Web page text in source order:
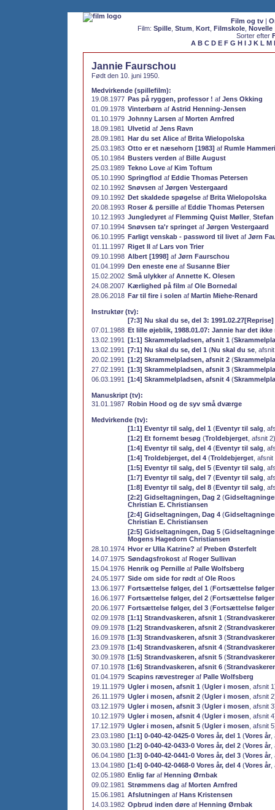
Film og tv|
Film: Spille, Stum Kort, Filmskole, Novelle
Sorter efter
A B C D E F G H I J K L M
Jannie Faurschou
Født den 10. juni 1950.
Medvirkende (spillefilm):
19.08.1977 Pas på ryggen, professor ! af Jens Okking
01.09.1978 Vinterbørn af Astrid Henning-Jensen
01.10.1979 Johnny Larsen af Morten Arnfred
18.09.1981 Ulvetid af Jens Ravn
28.09.1981 Har du set Alice af Brita Wielopolska
25.03.1983 Otto er et næsehorn [1983] af Rumle
05.10.1984 Busters verden af Bille August
25.03.1989 Tekno Love af Kim Toftum
05.10.1990 Springflod af Eddie Thomas Petersen
02.10.1992 Snøvsen af Jørgen Vestergaard
09.10.1992 Det skaldede spøgelse af Brita Wielopolska
20.08.1993 Roser & persille af Eddie Thomas Petersen
10.12.1993 Jungledyret af Flemming Quist Møller
07.10.1994 Snøvsen ta'r springet af Jørgen Vestergaard
06.10.1995 Farligt venskab - password til livet af Jørn
01.11.1997 Riget II af Lars von Trier
09.10.1998 Albert [1998] af Jørn Faurschou
01.04.1999 Den eneste ene af Susanne Bier
15.02.2002 Små ulykker af Annette K. Olesen
24.08.2007 Kærlighed på film af Ole Bornedal
28.06.2018 Far til fire i solen af Martin Miehe-Renard
Instruktør (tv):
[7:3] Nu skal du se, del 3: 1991.02.27[Reprise]
07.01.1988 Et lille øjeblik, 1988.01.07: Jannie har det ikke
13.02.1991 [1:1] Skrammelpladsen, afsnit 1 (
13.02.1991 [7:1] Nu skal du se, del 1 (Nu skal du se ,
20.02.1991 [1:2] Skrammelpladsen, afsnit 2 (
27.02.1991 [1:3] Skrammelpladsen, afsnit 3 (
06.03.1991 [1:4] Skrammelpladsen, afsnit 4 (
Manuskript (tv):
31.01.1987 Robin Hood og de syv små dværge
Medvirkende (tv):
[1:1] Eventyr til salg, del 1 (Eventyr til salg ,
[1:2] Et fornemt besøg (Troldebjerget , afsnit
[1:4] Eventyr til salg, del 4 (Eventyr til salg ,
[1:4] Troldebjerget, del 4 (Troldebjerget ,
[1:5] Eventyr til salg, del 5 (Eventyr til salg ,
[1:7] Eventyr til salg, del 7 (Eventyr til salg ,
[1:8] Eventyr til salg, del 8 (Eventyr til salg ,
[2:2] Gidseltagningen, Dag 2 (
Christian E. Christiansen
[2:4] Gidseltagningen, Dag 4 (
Christian E. Christiansen
[2:5] Gidseltagningen, Dag 5 (
Mogens Hagedorn Christiansen
28.10.1974 Hvor er Ulla Katrine? af Preben Østerfelt
14.07.1975 Søndagsfrokost af Roger Sullivan
15.04.1976 Henrik og Pernille af Palle Wolfsberg
24.05.1977 Side om side for rødt af Ole Roos
13.06.1977 Fortsættelse følger, del 1 (Fortsættelse følger
16.06.1977 Fortsættelse følger, del 2 (Fortsættelse følger
20.06.1977 Fortsættelse følger, del 3 (Fortsættelse følger
02.09.1978 [1:1] Strandvaskeren, afsnit 1 (
09.09.1978 [1:2] Strandvaskeren, afsnit 2 (
16.09.1978 [1:3] Strandvaskeren, afsnit 3 (
23.09.1978 [1:4] Strandvaskeren, afsnit 4 (
30.09.1978 [1:5] Strandvaskeren, afsnit 5 (
07.10.1978 [1:6] Strandvaskeren, afsnit 6 (
01.04.1979 Scapins rævestreger af Palle Wolfsberg
19.11.1979 Ugler i mosen, afsnit 1 (Ugler i mosen , afsnit
26.11.1979 Ugler i mosen, afsnit 2 (Ugler i mosen , afsnit
03.12.1979 Ugler i mosen, afsnit 3 (Ugler i mosen , afsnit
10.12.1979 Ugler i mosen, afsnit 4 (Ugler i mosen , afsnit
17.12.1979 Ugler i mosen, afsnit 5 (Ugler i mosen , afsnit
23.03.1980 [1:1] 0-040-42-0425-0 Vores år, del 1 (Vores år
30.03.1980 [1:2] 0-040-42-0433-0 Vores år, del 2 (Vores år
06.04.1980 [1:3] 0-040-42-0441-0 Vores år, del 3 (Vores år
13.04.1980 [1:4] 0-040-42-0468-0 Vores år, del 4 (Vores år
02.05.1980 Enlig far af Henning Ørnbak
09.02.1981 Strømmens dag af Morten Arnfred
15.06.1981 Afslutningen af Hans Kristensen
14.03.1982 Opbrud inden døre af Henning Ørnbak